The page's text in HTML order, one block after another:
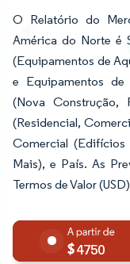
O Relatório do
América do Norte é
(Equipamentos de
e Equipamentos de
(Nova Construção,
(Residencial,
Comercial (Edifícios
Mais), e País. As
Termos de Valor
4750